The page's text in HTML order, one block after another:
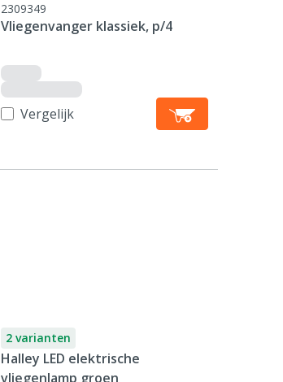
2309349
Vliegenvanger klassiek, p/4
Vergelijk
2 varianten
Halley LED elektrische
vliegenlamp groen